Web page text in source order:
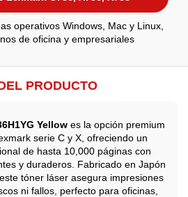
operativos Windows, Mac y Linux,
de oficina y empresariales
PRODUCTO
Yellowes la opción premium
serie C y X, ofreciendo un
de hasta 10,000 páginas con
y duraderos. Fabricado en Japón
tóner láser asegura impresiones
ni fallos, perfecto para oficinas,